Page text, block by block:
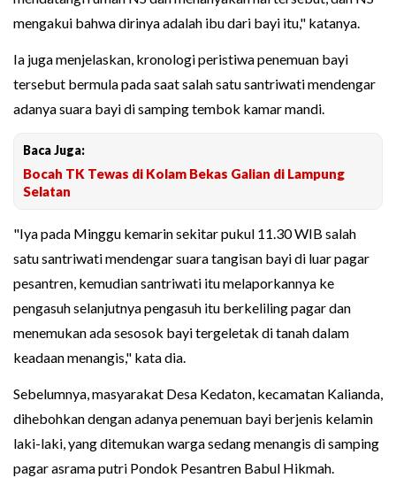
mengakui bahwa dirinya adalah ibu dari bayi itu," katanya.
Ia juga menjelaskan, kronologi peristiwa penemuan bayi
tersebut bermula pada saat salah satu santriwati mendengar
adanya suara bayi di samping tembok kamar mandi.
Baca Juga:
Bocah TK Tewas di Kolam Bekas Galian di Lampung
Selatan
"Iya pada Minggu kemarin sekitar pukul 11.30 WIB salah
satu santriwati mendengar suara tangisan bayi di luar pagar
pesantren, kemudian santriwati itu melaporkannya ke
pengasuh selanjutnya pengasuh itu berkeliling pagar dan
menemukan ada sesosok bayi tergeletak di tanah dalam
keadaan menangis," kata dia.
Sebelumnya, masyarakat Desa Kedaton, kecamatan Kalianda,
dihebohkan dengan adanya penemuan bayi berjenis kelamin
laki-laki, yang ditemukan warga sedang menangis di samping
pagar asrama putri Pondok Pesantren Babul Hikmah.